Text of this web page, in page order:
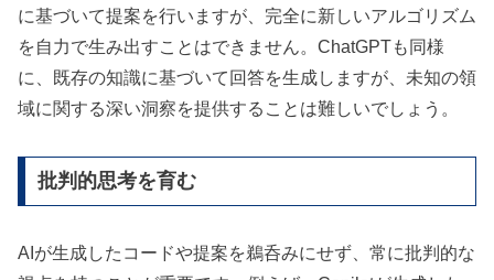
に基づいて提案を行いますが、完全に新しいアルゴリズム
を自力で生み出すことはできません。ChatGPTも同様
に、既存の知識に基づいて回答を生成しますが、未知の領
域に関する深い洞察を提供することは難しいでしょう。
批判的思考を育む
AIが生成したコードや提案を鵜呑みにせず、常に批判的な